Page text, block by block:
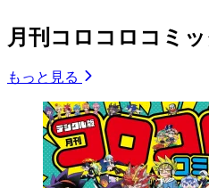
月刊コロコロコミ
もっと見る